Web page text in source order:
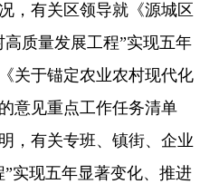
，有关区领导就《源城区
质量发展工程”实现五年
关于锚定农业农村现代化
意见重点工作任务清单
，有关专班、镇街、企业
实现五年显著变化、推进